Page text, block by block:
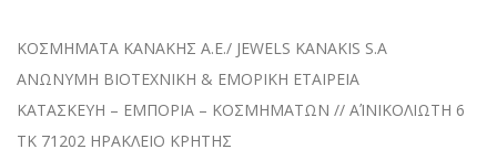
ΚΟΣΜΗΜΑΤΑ KANAKHΣ A.E./ JEWELS KANAKIS S.A
ANΩΝΥΜΗ BIOTEXNIKH & EMOPIKH ETAIPEIA
ΚΑΤΑΣΚΕΥΗ – ΕΜΠΟΡΙΑ – ΚΟΣΜΗΜΑΤΩΝ // ΑΊΝΙΚΟΛΙΩΤΗ 6
TK 71202 ΗΡΑΚΛΕΙΟ ΚΡΗΤΗΣ